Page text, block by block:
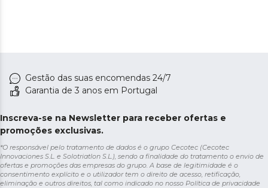
Gestão das suas encomendas 24/7
Garantia de 3 anos em Portugal
Inscreva-se na Newsletter para receber ofertas e
promoções exclusivas.
*O responsável pelo tratamento de dados é o grupo Cecotec (Cecotec
Innovaciones S.L. e Solotriatlon S.L.), sendo a finalidade do tratamento o envio de
ofertas e promoções das empresas do grupo. A base de legitimidade é o
consentimento explícito e o utilizador tem o direito de acesso, retificação,
eliminação e outros direitos, tal como indicado no nosso Política de privacidade